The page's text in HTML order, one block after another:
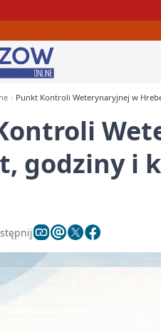
Punkt Kontroli Weterynaryjnej w
godziny i